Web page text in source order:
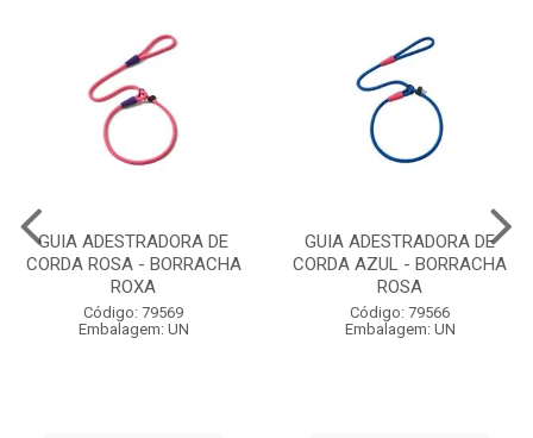
GUIA ADESTRADORA DE
CORDA ROSA - BORRACHA
ROXA
Código: 79569
Embalagem: UN
GUIA ADESTRADORA DE
CORDA AZUL - BORRACHA
ROSA
Código: 79566
Embalagem: UN